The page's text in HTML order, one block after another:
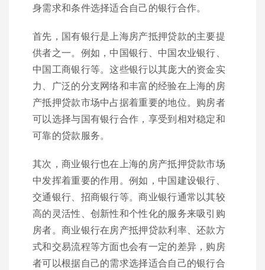
身需求和条件选择适合自己的银行合作。
首先，国有银行是上海房产抵押贷款的主要提
供者之一。例如，中国银行、中国农业银行、
中国工商银行等。这些银行以其庞大的资金实
力、广泛的分支网络和丰富的经验在上海的房
产抵押贷款市场中占据着重要的地位。购房者
可以选择与国有银行合作，享受到相对稳定和
可靠的贷款服务。
其次，商业银行也在上海的房产抵押贷款市场
中发挥着重要的作用。例如，中国建设银行、
交通银行、招商银行等。商业银行通常以其较
高的灵活性、创新性和个性化的服务来吸引购
房者。商业银行在房产抵押贷款利率、还款方
式和交易流程等方面也会有一定的差异，购房
者可以根据自己的需求选择适合自己的银行合